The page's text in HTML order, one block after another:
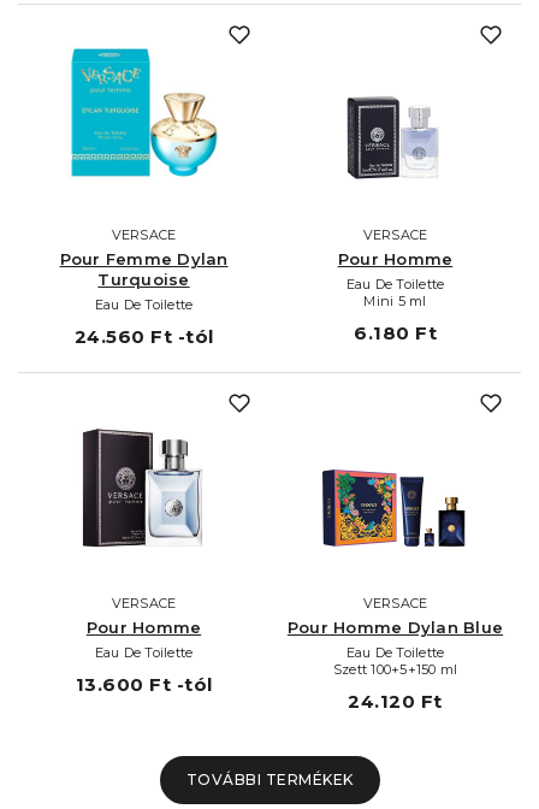
VERSACE
Pour Femme Dylan
Turquoise
Eau De Toilette
24.560 Ft -tól
VERSACE
Pour Homme
Eau De Toilette
Mini 5 ml
6.180 Ft
VERSACE
Pour Homme
Eau De Toilette
13.600 Ft -tól
VERSACE
Pour Homme Dylan Blue
Eau De Toilette
Szett 100+5+150 ml
24.120 Ft
TOVÁBBI TERMÉKEK